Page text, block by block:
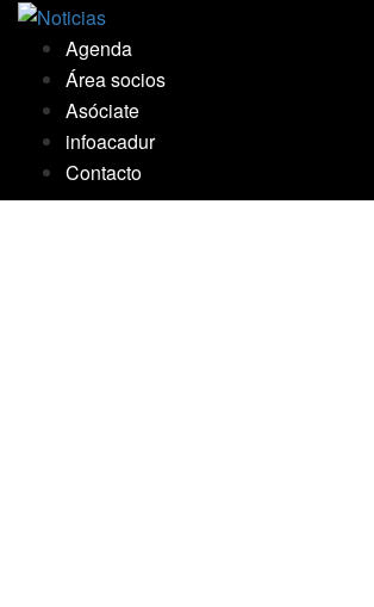
Saltar
contenido
Agenda
Área socios
Asóciate
infoacadur
Contacto